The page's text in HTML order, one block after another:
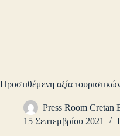
Προστιθέμενη αξία
Press Room Cretan
15 Σεπτεμβρίου 2021